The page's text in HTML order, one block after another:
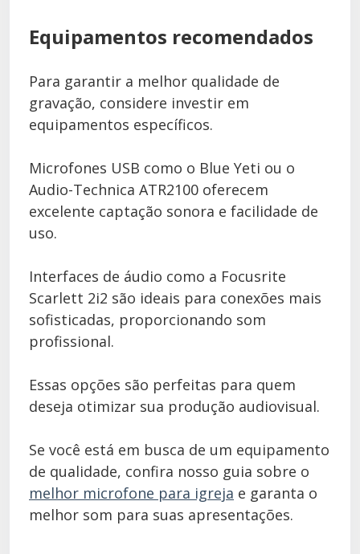
Equipamentos recomendados
Para garantir a melhor qualidade de
gravação, considere investir em
equipamentos específicos.
Microfones USB como o Blue Yeti ou o
Audio-Technica ATR2100 oferecem
excelente captação sonora e facilidade de
uso.
Interfaces de áudio como a Focusrite
Scarlett 2i2 são ideais para conexões mais
sofisticadas, proporcionando som
profissional.
Essas opções são perfeitas para quem
deseja otimizar sua produção audiovisual.
Se você está em busca de um equipamento
de qualidade, confira nosso guia sobre o
melhor microfone para igreja e garanta o
melhor som para suas apresentações.